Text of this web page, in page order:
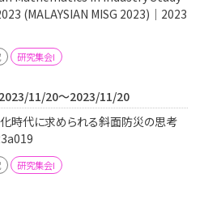
(MALAYSIAN MISG 2023)｜2023
研究集会I
2023/11/20～2023/11/20
時代に求められる斜面防災の思考
研究集会I